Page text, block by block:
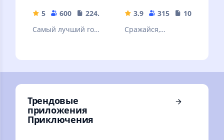
5 600
224.92 MB
Самый лучший rofl
3.9 315
108.38 MB
Сражайся,
огромном
средневековом
Трендовые
приложения
Приключения